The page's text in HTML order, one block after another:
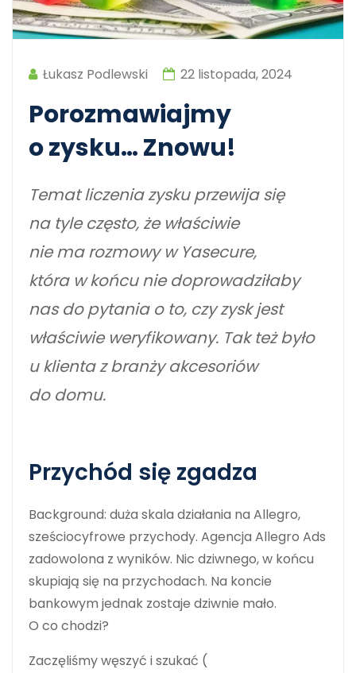
Łukasz Podlewski 22 listopada, 2024
Porozmawiajmy
o zysku… Znowu!
Temat liczenia zysku przewija się
na tyle często, że właściwie
nie ma rozmowy w Yasecure,
która w końcu nie doprowadziłaby
nas do pytania o to, czy zysk jest
właściwie weryfikowany. Tak też było
u klienta z branży akcesoriów
do domu.
Przychód się zgadza
Background: duża skala działania na Allegro,
sześciocyfrowe przychody. Agencja Allegro Ads
zadowolona z wyników. Nic dziwnego, w końcu
skupiają się na przychodach. Na koncie
bankowym jednak zostaje dziwnie mało.
O co chodzi?
Zaczęliśmy węszyć i szukać (